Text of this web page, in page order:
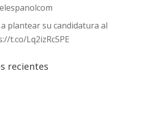
plantear su candidatura al
t.co/Lq2izRc5PE
recientes